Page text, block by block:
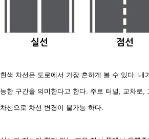
흰색 차선은 도로에서 가장 흔하게 볼 수 있다.
능한 구간을 의미한다고 한다. 주로 터널, 교차로
차선으로 차선 변경이 불가능 하다.